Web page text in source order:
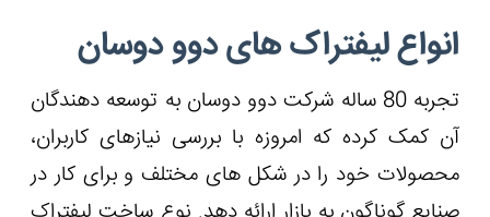
انواع لیفتراک های دوو دوسان
تجربه 80 ساله شرکت دوو دوسان به توسعه دهندگان
آن کمک کرده که امروزه با بررسی نیازهای کاربران،
محصولات خود را در شکل های مختلف و برای کار در